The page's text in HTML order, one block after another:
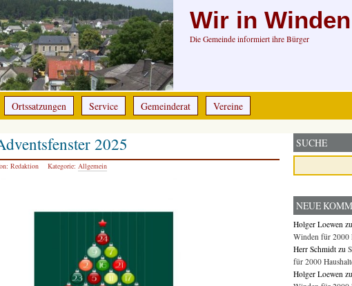
Wir in Winden
Die Gemeinde informiert ihre Bürger
Ortssatzungen Service Gemeinderat Vereine
2025
Redaktion Kategorie: Allgemein
SUCHE
NEUE
Holger Loewen zu
Winden für 2000
Herr Schmidt zu
für 2000
Holger Loewen zu